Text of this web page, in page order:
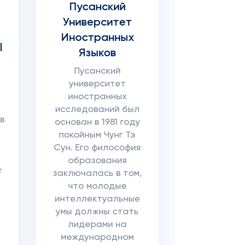
Пусанский
Университет
Иностранных
Языков
Пусанский
университет
иностранных
исследований был
основан в 1981 году
покойным Чунг Тэ
Сун. Его философия
образования
заключалась в том,
что молодые
интеллектуальные
умы должны стать
лидерами на
международном